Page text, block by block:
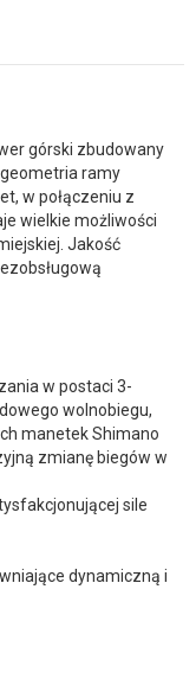
górski zbudowany
ramy
w połączeniu z
wielkie możliwości
Jakość
w postaci 3-
wolnobiegu,
manetek Shimano
zmianę biegów w
sile
dynamiczną i